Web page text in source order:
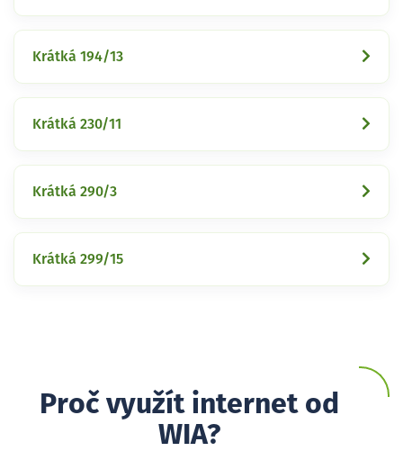
Krátká 194/13
Krátká 230/11
Krátká 290/3
Krátká 299/15
Proč využít internet od
WIA?